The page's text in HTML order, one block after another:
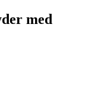
med